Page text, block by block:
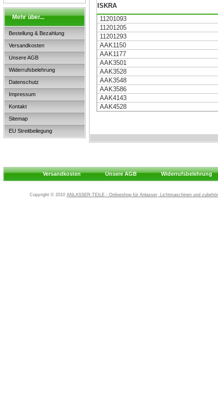
Mehr über...
Bestellung & Bezahlung
Versandkosten
Unsere AGB
Widerrufsbelehrung
Datenschutz
Impressum
Kontakt
Sitemap
EU Streitbeilegung
ISKRA
11201093
11201205
11201293
AAK1150
AAK1177
AAK3501
AAK3528
AAK3548
AAK3586
AAK4143
AAK4528
Versandkosten Unsere AGB Widerrufsbelehrung
Copyright © 2010 ANLASSER-TEILE - Onlineshop für Anlasser, Lichtmaschinen und zubehör